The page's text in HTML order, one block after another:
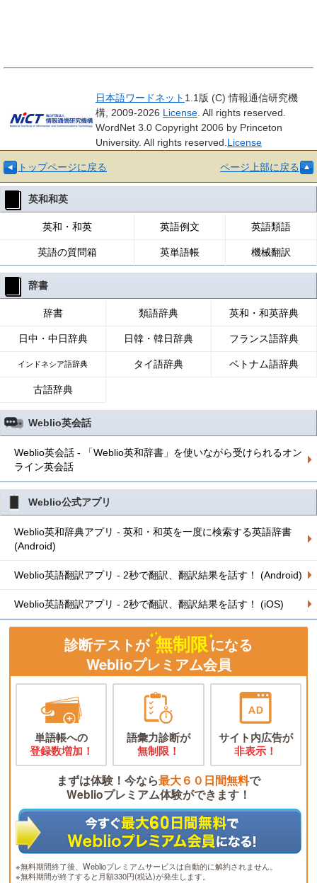
日本語ワードネット 1.1版 (C) 情報通信研究機
構, 2009-2026 License . All rights reserved.
WordNet 3.0 Copyright 2006 by Princeton
University. All rights reserved. License
トップページに戻る ページ上部に戻る
英和和英
英和・和英 英語例文 英語類語
英語の質問箱 英単語帳 機械翻訳
辞書
辞書 類語辞典 英和・和英辞典
日中・中日辞典 日韓・韓日辞典 フランス語辞典
インドネシア語辞典 タイ語辞典 ベトナム語辞典
古語辞典
Weblio英会話
Weblio英会話 - 「Weblio英和辞書」を使いながら受けられるオン
ライン英会話
Weblio公式アプリ
Weblio英和辞典アプリ - 英和・和英を一度に検索する英語辞書
(Android)
Weblio英語翻訳アプリ - 2秒で翻訳、翻訳結果を話す！ (Android)
Weblio英語翻訳アプリ - 2秒で翻訳、翻訳結果を話す！ (iOS)
診断テストが 無制限になる
Weblioプレミアム会員
単語帳への
登録数増加！
語彙力診断が
無制限！
サイト内広告が
非表示！
まずは体験！今なら最大６０日間無料で
Weblioプレミアム体験ができます！
※無料期間終了後、Weblioプレミアムサービスは自動的に解約されません。
※無料期間が終了すると月額330円(税込)が発生します。